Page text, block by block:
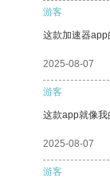
游客
这款加速器app
2025-08-07
游客
这款app就像我
2025-08-07
游客